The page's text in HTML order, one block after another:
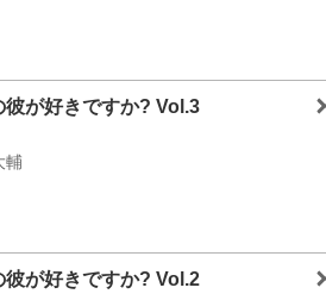
彼が好きですか? Vol.3
輔
彼が好きですか? Vol.2